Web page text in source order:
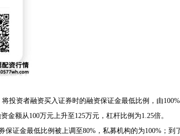
投资者融资买入证券时的融资保证金最低比例，由100%
额从100万元上升至125万元，杠杆比例为1.25倍。
证金最低比例被上调至80%，私募机构的为100%；到